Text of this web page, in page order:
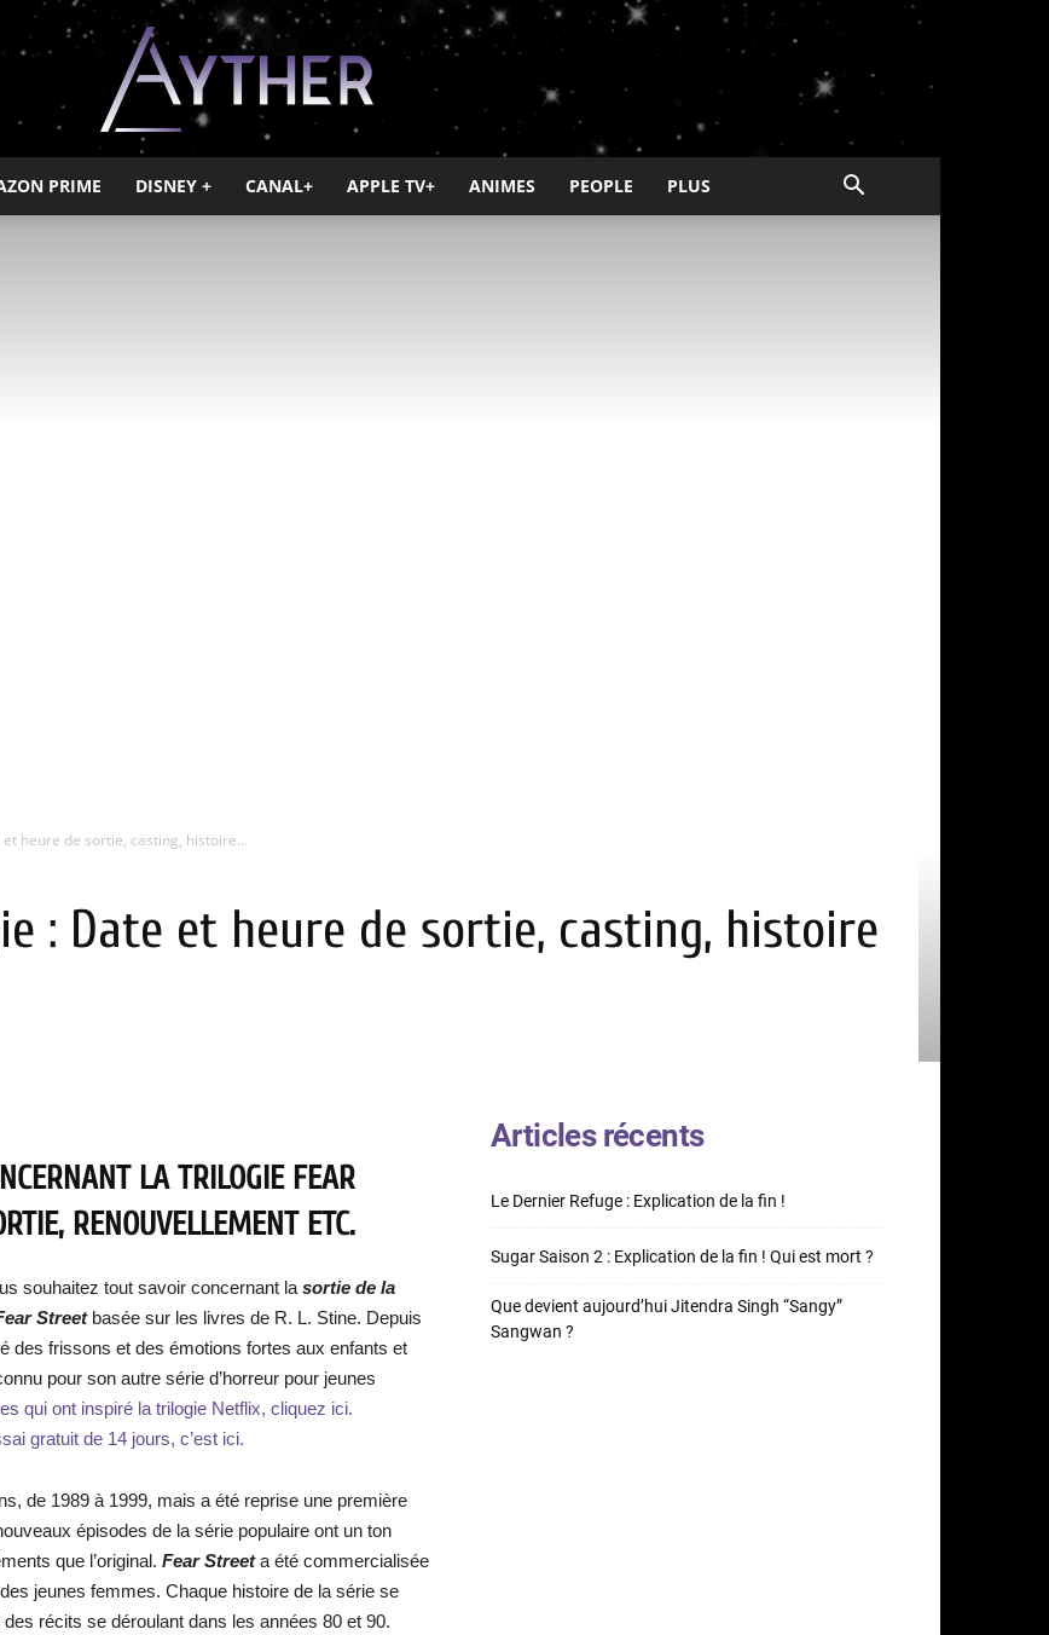
Ayther
PRIME DISNEY + CANAL+ APPLE TV+ ANIMES PEOPLE PLUS
heure de sortie, casting, histoire...
: Date et heure de sortie, casting, histoire
LA TRILOGIE FEAR
RENOUVELLEMENT ETC.
souhaitez tout savoir concernant la sortie de la
Streetbasée sur les livres de R. L. Stine. Depuis
des frissons et des émotions fortes aux enfants et
pour son autre série d’horreur pour jeunes
qui ont inspiré la trilogie Netflix, cliquez ici.
gratuit de 14 jours, c’est ici.
de 1989 à 1999, mais a été reprise une première
épisodes de la série populaire ont un ton
que l’original. Fear Streeta été commercialisée
jeunes femmes. Chaque histoire de la série se
récits se déroulant dans les années 80 et 90.
Articles récents
Le Dernier Refuge : Explication de la fin !
Sugar Saison 2 : Explication de la fin ! Qui est mort ?
Que devient aujourd’hui Jitendra Singh “Sangy”
Sangwan ?